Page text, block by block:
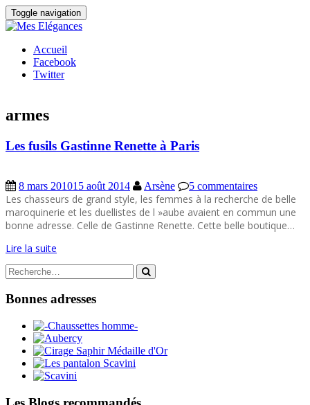
Toggle navigation
Accueil
Facebook
Twitter
armes
Les fusils Gastinne Renette à Paris
8 mars 201015 août 2014 Arsène 5 commentaires
Les chasseurs de grand style, les femmes à la recherche de belle
maroquinerie et les duellistes de l »aube avaient en commun une
bonne adresse. Celle de Gastinne Renette. Cette belle boutique…
Lire la suite
Search
for:
Bonnes adresses